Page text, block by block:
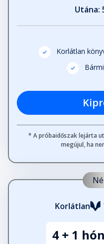
Utána:
Korlátlan
* A próbaidőszak lejárta
megújul, ha
Korlátlan
4 + 1